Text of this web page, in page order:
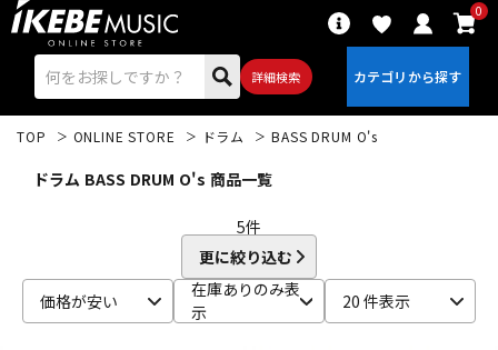
詳細検索
0
TOP ONLINE STORE ドラム BASS DRUM O's
ドラム BASS DRUM O's 商品一覧
5件
更に絞り込む
価格が安い
在庫ありのみ表
示
20 件表示